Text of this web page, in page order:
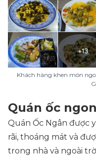
Khách hàng khen món
Quán ốc
Quán Ốc Ngân được
rãi, thoáng mát và
trong nhà và ngoài